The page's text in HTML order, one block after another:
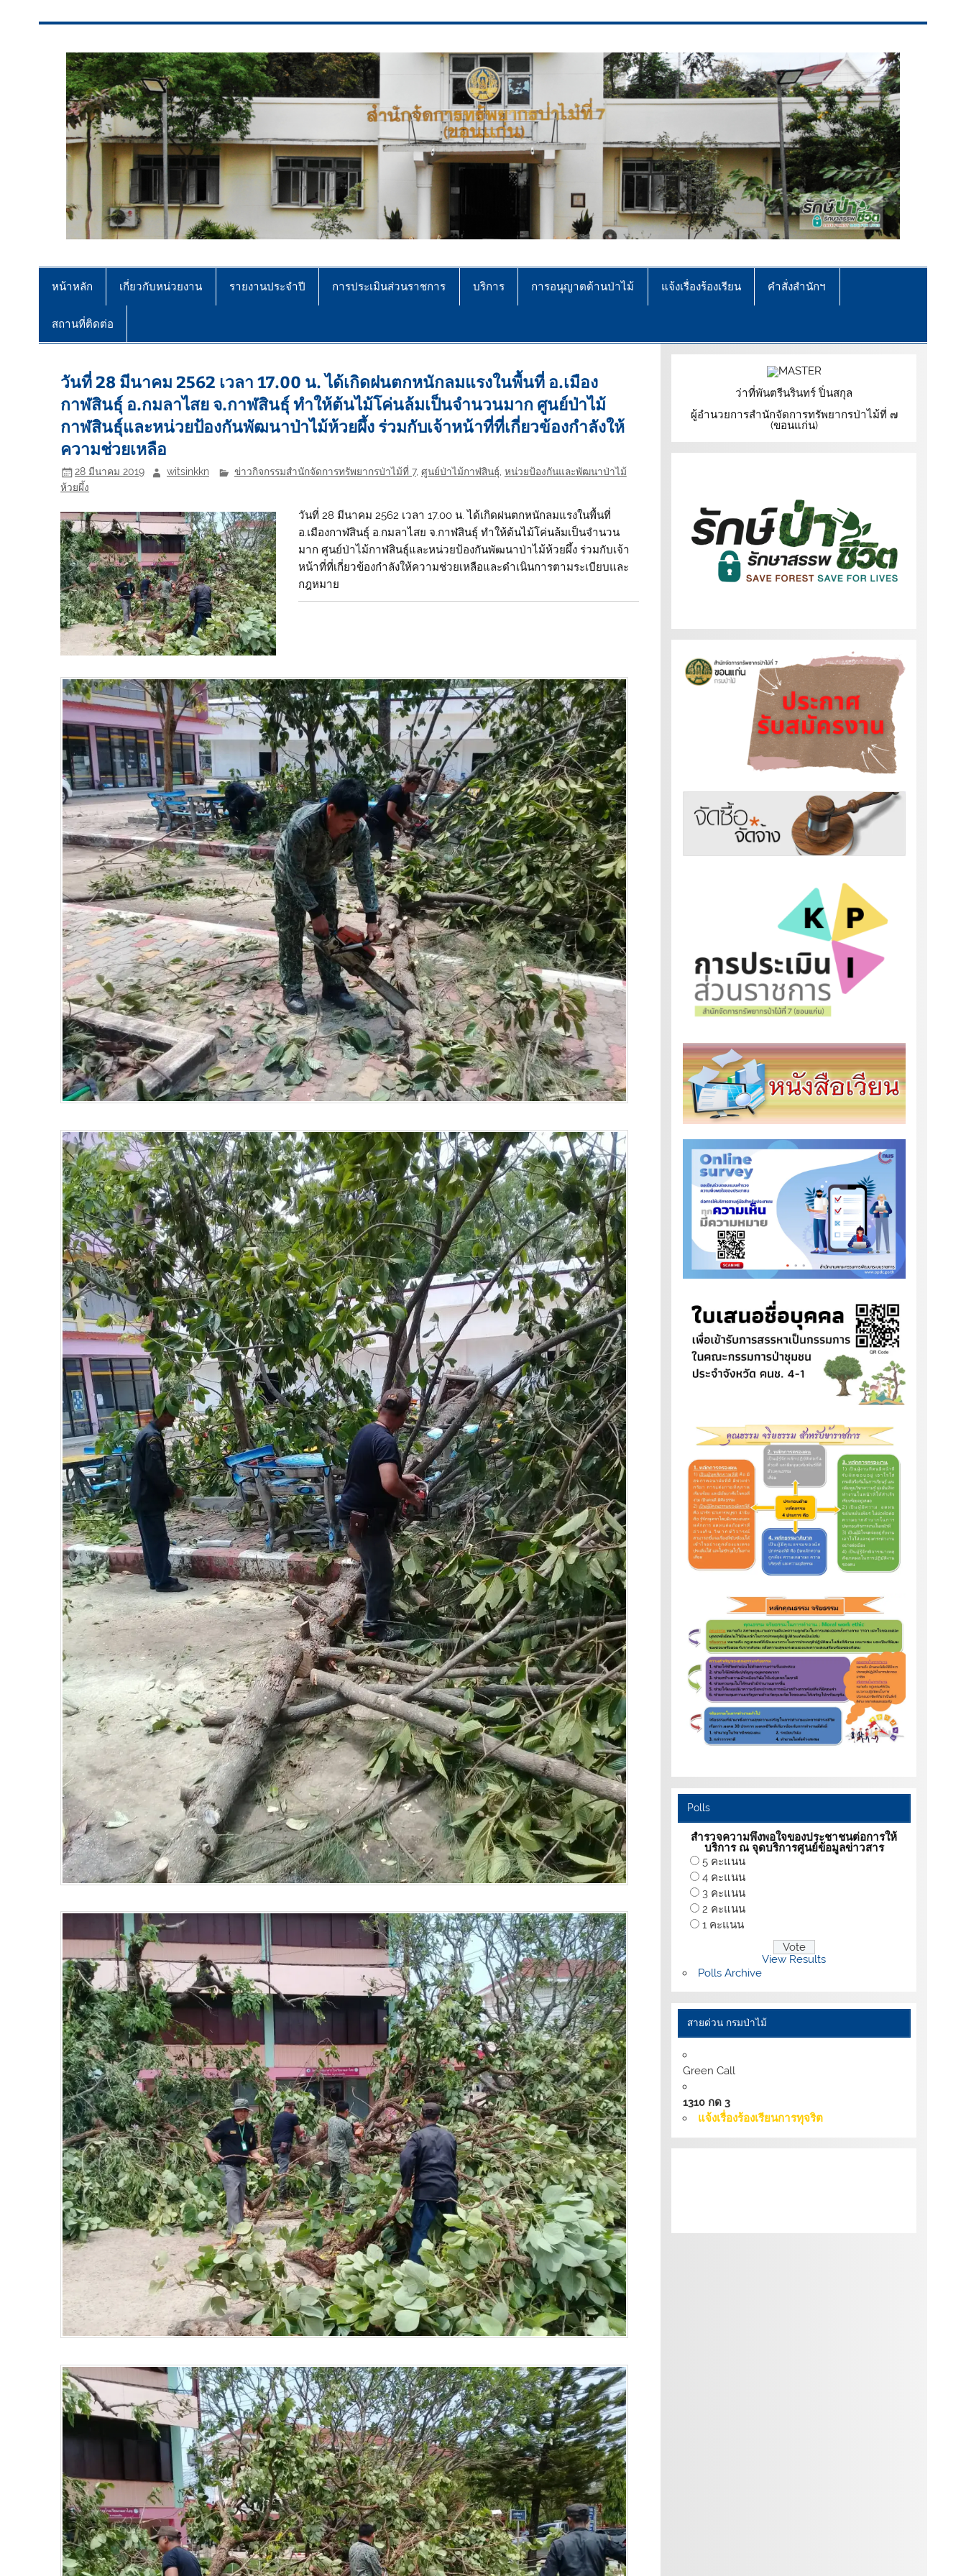
หน้าหลัก เกี่ยวกับหน่วยงาน รายงานประจำปี การประเมินส่วนราชการ บริการ การอนุญาตด้านป่าไม้ แจ้งเรื่องร้องเรียน คำสั่งสำนักฯ
สถานที่ติดต่อ
วันที่ 28 มีนาคม 2562 เวลา 17.00 น. ได้เกิดฝนตกหนักลมแรงในพื้นที่ อ.เมือง
กาฬสินธุ์ อ.กมลาไสย จ.กาฬสินธุ์ ทำให้ต้นไม้โค่นล้มเป็นจำนวนมาก ศูนย์ป่าไม้
กาฬสินธุ์และหน่วยป้องกันพัฒนาป่าไม้ห้วยผึ้ง ร่วมกับเจ้าหน้าที่ที่เกี่ยวข้องกำลังให้
ความช่วยเหลือ
28 มีนาคม 2019 witsinkkn ข่าวกิจกรรมสำนักจัดการทรัพยากรป่าไม้ที่ 7, ศูนย์ป่าไม้กาฬสินธุ์ หน่วยป้องกันและพัฒนาป่าไม้
ห้วยผึ้ง
วันที่ 28 มีนาคม 2562 เวลา 17.00 น. ได้เกิดฝนตกหนักลมแรงในพื้นที่
อ.เมืองกาฬสินธุ์ อ.กมลาไสย จ.กาฬสินธุ์ ทำให้ต้นไม้โค่นล้มเป็นจำนวน
มาก ศูนย์ป่าไม้กาฬสินธุ์และหน่วยป้องกันพัฒนาป่าไม้ห้วยผึ้ง ร่วมกับเจ้า
หน้าที่ที่เกี่ยวข้องกำลังให้ความช่วยเหลือและดำเนินการตามระเบียบและ
กฎหมาย
ว่าที่พันตรีนรินทร์ ปิ่นสกุล
ผู้อำนวยการสำนักจัดการทรัพยากรป่าไม้ที่ ๗
(ขอนแก่น)
Polls
สำรวจความพึงพอใจของประชาชนต่อการให้
บริการ ณ จุดบริการศูนย์ข้อมูลข่าวสาร
5 คะแนน
4 คะแนน
3 คะแนน
2 คะแนน
1 คะแนน
View Results
Polls Archive
สายด่วน กรมป่าไม้
Green Call
1310 กด 3
แจ้งเรื่องร้องเรียนการทุจริต